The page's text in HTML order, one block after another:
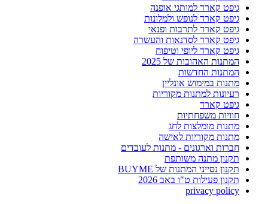
גיפט קארד למותגי אופנה
גיפט קארד לנופש ולמלונות
גיפט קארד לתרבות ופנאי
גיפט קארד לסדנאות והעשרה
גיפט קארד ליופי וטיפוח
המתנות האהובות של 2025
המתנות החדשות
מתנות במימוש אונליין
רעיונות למתנות מקוריות
גיפט קארד
חוויות משפחתיות
מתנות מומלצות לחג
מתנות מקוריות לאישה
חברות וארגונים - מתנות לעובדים
תקנון מתנה משותפת
תקנון נסייני המתנות של BUYME
תקנון פעילות ט"ו באב 2026
privacy policy